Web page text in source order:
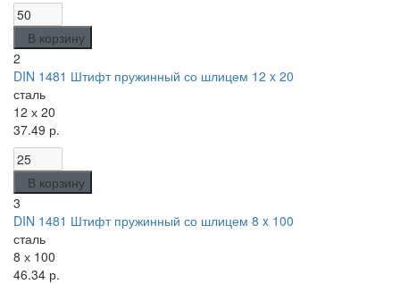
В корзину
2
DIN 1481 Штифт пружинный со шлицем 12 x 20
сталь
12 х 20
37.49 р.
В корзину
3
DIN 1481 Штифт пружинный со шлицем 8 x 100
сталь
8 х 100
46.34 р.